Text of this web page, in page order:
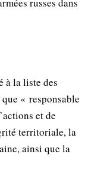
à la liste des
« responsable
et de
territoriale, la
ainsi que la